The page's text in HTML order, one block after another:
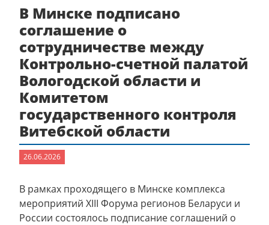
В Минске подписано
соглашение о
сотрудничестве между
Контрольно-счетной палатой
Вологодской области и
Комитетом
государственного контроля
Витебской области
26.06.2026
В рамках проходящего в Минске комплекса
мероприятий XIII Форума регионов Беларуси и
России состоялось подписание соглашений о